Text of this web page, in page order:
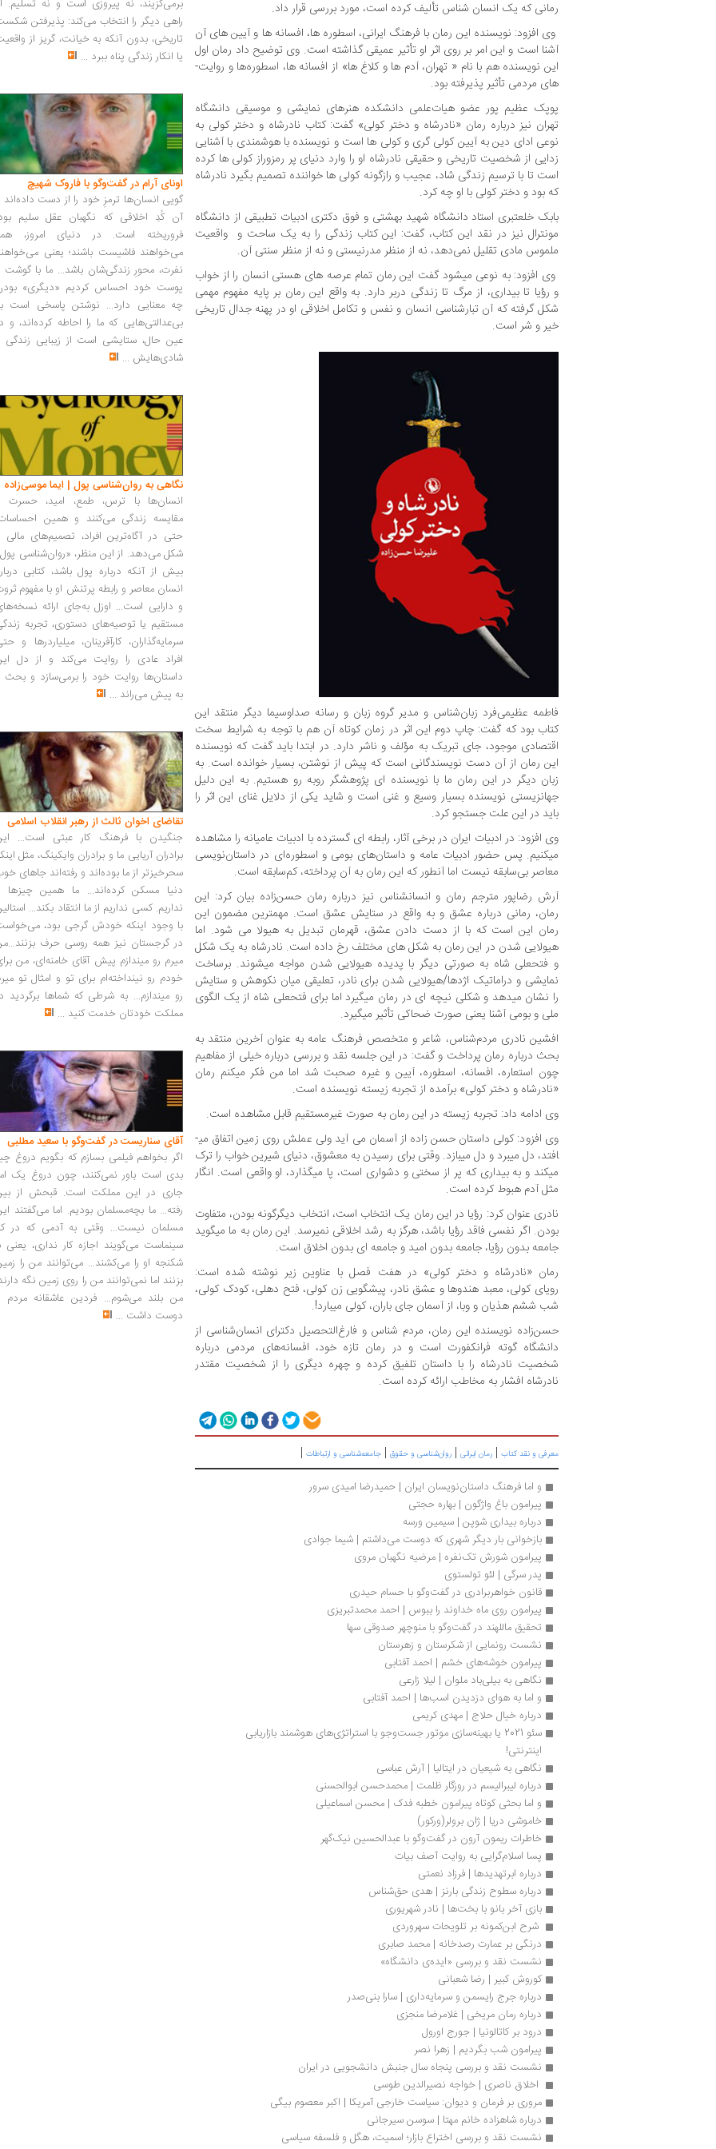
رمانی که یک انسان­ شناس تألیف کرده است، مورد بررسی قرار داد.
وی افزود:‌ نویسنده این رمان با فرهنگ ایرانی، اسطوره ­ها، افسانه­ ها و آیین ­های آن
آشنا است و این امر بر روی اثر او تأثیر عمیقی گذاشته است. وی توضیح داد رمان اول
این نویسنده هم با نام « تهران، آدم ­ها و کلاغ ­ها» از افسانه ­ها، اسطوره‌ها و روایت­
های مردمی تأثیر پذیرفته بود.
پوپک عظیم ­پور عضو هیات‌علمی دانشکده هنرهای نمایشی و موسیقی دانشگاه
تهران نیز درباره­ رمان «نادرشاه و دختر کولی» گفت: کتاب نادرشاه و دختر کولی به
نوعی ادای دین به آیین کولی ­گری و کولی ها است و نویسنده با هوشمندی با آشنایی
زدایی از شخصیت تاریخی و حقیقی نادرشاه او را وارد دنیای پر رمزوراز کولی ­ها کرده
است تا با ترسیم زندگی شاد، عجیب و رازگونه کولی­ ها خواننده تصمیم بگیرد نادرشاه
که بود و دختر کولی با او چه کرد.
بابک خلعتبری استاد دانشگاه شهید بهشتی و فوق دکتری ادبیات تطبیقی از دانشگاه
مونترال نیز در نقد این کتاب، گفت: این کتاب زندگی را به یک ساحت و واقعیت
ملموس مادی تقلیل نمی‌دهد، نه از منظر مدرنیستی و نه از منظر سنتی آن.
وی افزود: به نوعی می­شود گفت این رمان تمام عرصه های هستی انسان را از خواب
و رؤیا تا بیداری، از مرگ تا زندگی دربر دارد. به واقع این رمان بر پایه مفهوم مهمی
شکل گرفته که آن تبارشناسی انسان و نفس و تکامل اخلاقی او در پهنه جدال تاریخی
خیر و شر است.
فاطمه عظیمی‌فرد زبان‌شناس و مدیر گروه زبان و رسانه صداوسیما دیگر منتقد این
کتاب بود که گفت: چاپ دوم این اثر در زمان کوتاه آن هم با توجه به شرایط سخت
اقتصادی موجود، جای تبریک به مؤلف و ناشر دارد. در ابتدا باید گفت که نویسنده
این رمان از آن دست نویسندگانی است که پیش از نوشتن، بسیار خوانده است. به
زبان دیگر در این رمان ما با نویسنده ­ای پژوهشگر روبه ­رو هستیم. به این دلیل
جهانزیستی نویسنده بسیار وسیع و غنی است و شاید یکی از دلایل غنای این اثر را
باید در این علت جست­جو کرد.
وی افزود: در ادبیات ایران در برخی آثار، رابطه­ ای گسترده با ادبیات عامیانه را مشاهده
میکنیم. پس حضور ادبیات عامه و داستان‌های بومی و اسطوره‌ای در داستان‌نویسی
معاصر بی‌سابقه نیست اما آن­طور که این رمان به آن پرداخته، کم‌سابقه است.
آرش رضاپور مترجم رمان و انسان­شناس نیز درباره رمان حسن‌زاده بیان کرد:‌ این
رمان، رمانی درباره‌ عشق و به واقع در ستایش عشق است. مهم­ترین مضمون این
رمان این است که با از دست دادن عشق، قهرمان تبدیل به هیولا می شود. اما
هیولایی شدن در این رمان به شکل ­های مختلف رخ داده است. نادرشاه به یک شکل
و فتح­علی شاه به صورتی دیگر با پدیده هیولایی ­شدن مواجه می­شوند. برساخت
نمایشی و دراماتیک اژدها/هیولایی شدن برای نادر، تعلیقی میان نکوهش و ستایش
را نشان می­دهد و شکلی نیچه ­ای در رمان می­گیرد اما برای فتح­علی شاه از یک الگوی
ملی و بومی آشنا یعنی صورت ضحاکی تأثیر می­گیرد.
افشین نادری مردم‌شناس، شاعر و متخصص فرهنگ عامه به عنوان آخرین منتقد به
بحث درباره­ رمان پرداخت و گفت: در این جلسه نقد و بررسی درباره خیلی از مفاهیم
چون استعاره، افسانه، اسطوره، آیین و غیره صحبت شد اما من فکر می­کنم رمان
«نادرشاه و دختر کولی» برآمده از تجربه زیسته نویسنده است.
وی ادامه داد: تجربه زیسته در این رمان به صورت غیرمستقیم قابل مشاهده است.
وی افزود:‌ کولی داستان حسن­ زاده از آسمان می­ آید ولی عملش روی زمین اتفاق می­
افتد، دل می­برد و دل می­بازد. وقتی برای رسیدن به معشوق، دنیای شیرین خواب را ترک
می­کند و به بیداری که پر از سختی و دشواری است، پا می­گذارد، او واقعی است. انگار
مثل آدم هبوط کرده است.
نادری عنوان کرد: رؤیا در این رمان یک انتخاب است، انتخاب دیگرگونه بودن، متفاوت
بودن. اگر نفسی فاقد رؤیا باشد، هرگز به رشد اخلاقی نمی­رسد. این رمان به ما میگوید
جامعه بدون رؤیا، جامعه بدون امید و جامعه­ ای بدون اخلاق است.
رمان «نادرشاه و دختر کولی» در هفت فصل با عناوین زیر نوشته شده است:
رویای کولی، معبد هندوها و عشق نادر، پیشگویی زن کولی، فتح دهلی، کودک کولی،
شب ششم هذیان و وبا، از آسمان جای باران، کولی میبارد!.
حسن‌زاده نویسنده این رمان، مردم شناس و فارغ‌التحصیل دکترای انسان‌شناسی از
دانشگاه گوته فرانکفورت است و در رمان تازه خود، افسانه‌های مردمی درباره
شخصیت نادرشاه را با داستان تلفیق کرده و چهره دیگری را از شخصیت مقتدر
نادرشاه افشار به مخاطب ارائه کرده است.
معرفی و نقد کتاب | رمان ایرانی | روان‌شناسی و حقوق | جامعه‌شناسی و ارتباطات |
و اما فرهنگ داستان‌نویسان ایران | حمیدرضا امیدی سرور
پیرامون باغ واژگون | بهاره حجتی
درباره بیداری شوپن | سیمین ورسه
بازخوانی بار دیگر شهری که دوست می‌داشتم | شیما جوادی
پیرامون شورش تک‌نفره | مرضیه نگهبان مروی
پدر سرگی | لئو تولستوی
قانون خواهربرادری در گفت‌وگو با حسام حیدری
پیرامون روی ماه خداوند را ببوس | احمد محمدتبریزی
تحقیق ماللهند در گفت‌وگو با منوچهر صدوقی سها
نشست رونمایی از شکرستان و زهرستان
پیرامون خوشه‌های خشم | احمد آفتابی
نگاهی به بیلی‌باد ملوان | لیلا زارعی
و اما به هوای دزدیدن اسب‌ها | احمد آفتابی
درباره خیال حلاج | مهدی کریمی
اینترنتی!
نگاهی به شیعیان در ایتالیا | آرش عباسی
درباره لیبرالیسم در روزگار ظلمت | محمدحسن ابوالحسنی
و اما بحثی کوتاه پیرامون خطبه فدک | محسن اسماعیلی
خاموشی دریا | ژان برولر(ورکور)
خاطرات ریمون آرون در گفت‌وگو با عبدالحسین نیک‌گهر
پسا اسلام‌گرایی به روایت آصف بیات
درباره ابرتهدیدها | فرزاد نعمتی
درباره سطوح زندگی بارنز | هدی حق‌شناس
بازی آخر بانو با بخت‌ها | نادر شهریوری
شرح ابن‌کمونه بر تلویحات سهروردی
درنگی بر عمارت رصدخانه | محمد صابری
نشست نقد و بررسی «ایده‌‌ی دانشگاه»
کوروش کبیر | رضا شعبانی
درباره جرج رایسمن و سرمایه‌داری | سارا بنی‌صدر
درباره رمان مریخی | غلامرضا منجزی
درود بر کاتالونیا | جورج اورول
پیرامون شب بگردیم | زهرا نصر
نشست نقد و بررسی پنجاه سال جنبش دانشجویی در ایران
اخلاق ناصری | خواجه نصیرالدین طوسی
مروری بر فرمان و دیوان: سیاست خارجی آمریکا | اکبر معصوم بیگی
درباره شاهزاده خانم مهتا | سوسن سیرجانی
نشست نقد و بررسی اختراع بازار؛ اسمیت، هگل و فلسفه سیاسی
برمی‌گزیند، نه پیروزی است و نه تسلیم.
راهی دیگر را انتخاب می‌کند: پذیرفتن
تاریخی، بدون آنکه به خیانت، گریز از
یا انکار زندگی پناه ببرد ...
اونای آرام در گفت‌وگو با فاروک شهیچ‭
گویی انسان‌ها ترمزِ خود را از دست داده‌اند
آن کُدِ اخلاقی که نگهبان عقل سلیم
فروریخته است. در دنیای امروز،
می‌خواهند فاشیست باشند؛ یعنی
نفرت، محورِ زندگی‌شان باشد... ما با گوشت
پوست خود احساس کردیم «دیگری»
چه معنایی دارد... نوشتن پاسخی است
بی‌عدالتی‌هایی که ما را احاطه کرده‌اند، و
عین حال، ستایشی است از زیبایی زندگی
شادی‌هایش ...
نگاهی به روان‌شناسی پول | ایما موسی‌زاده
انسان‌ها با ترس، طمع، امید، حسرت
مقایسه زندگی می‌کنند و همین
حتی در آگاه‌ترین افراد، تصمیم‌های مالی
شکل می‌دهد. از این منظر، «روان‌شناسی
بیش از آنکه درباره پول باشد، کتابی
انسان معاصر و رابطه پرتنش او با مفهوم
و دارایی است... اوزل به‌جای ارائه
مستقیم یا توصیه‌های دستوری، تجربه
سرمایه‌گذاران، کارآفرینان، میلیاردرها و
افراد عادی را روایت می‌کند و از دل
داستان‌ها روایت خود را برمی‌سازد و بحث
به پیش می‌راند ...
تقاضای اخوان ثالث از رهبر انقلاب اسلامی
جنگیدن با فرهنگ کار عبثی است...
برادران آریایی ما و برادران وایکینگ، مثل
سحرخیزتر از ما بوده‌اند و رفته‌اند جاهای
دنیا مسکن کرده‌اند... ما همین چیزها
نداریم. کسی نداریم از ما انتقاد بکند...
با وجود اینکه خودش گرجی بود،
در گرجستان نیز همه روسی حرف
میرم رو میندازم پیش آقای خامنه‌ای، من
خودم رو نینداخته‌ام برای تو و امثال تو
رو میندازم... به شرطی که شماها برگردید
مملکت خودتان خدمت کنید ...
آقای سناریست در گفت‌وگو با سعید مطلبی
اگر بخواهم فیلمی بسازم که بگویم دروغ
بدی است باور نمی‌کنند، چون دروغ یک
جاری در این مملکت است. قبحش از
رفته... ما بچه‌مسلمان بودیم. اما می‌گفتند
مسلمان نیست... وقتی به آدمی که در
سینماست می‌گویند اجازه کار نداری، یعنی
شکنجه او را می‌کشند... می‌توانند من را
بزنند اما نمی‌توانند من را روی زمین نگه
من بلند می‌شوم... فردین عاشقانه مردم
دوست داشت ...